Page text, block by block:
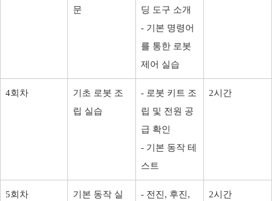
문
딩 도구 소개
- 기본 명령어
를 통한 로봇
제어 실습
4회차
기초 로봇 조
립 실습
- 로봇 키트 조
립 및 전원 공
급 확인
- 기본 동작 테
스트
2시간
5회차
기본 동작 실
- 전진, 후진,
2시간